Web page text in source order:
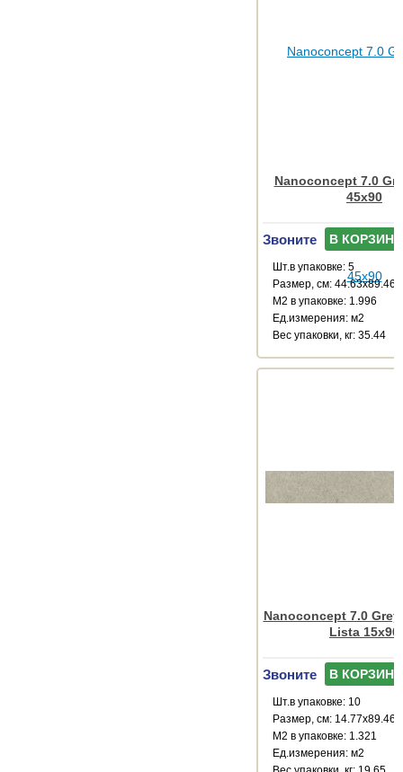
Nanoconcept 7.0
45x90
Звоните В КОРЗИНУ
Шт.в упаковке: 5
Размер, см: 44.63x89.46
М2 в упаковке: 1.996
Ед.измерения: м2
Веc упаковки, кг: 35.44
Nanoconcept 7.0
Lista 15x90
Звоните В КОРЗИНУ
Шт.в упаковке: 10
Размер, см: 14.77x89.46
М2 в упаковке: 1.321
Ед.измерения: м2